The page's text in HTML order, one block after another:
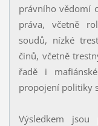
právního vědomí
práva, včetně
soudů, nízké
činů, včetně
řadě i
propojení politiky
Výsledkem